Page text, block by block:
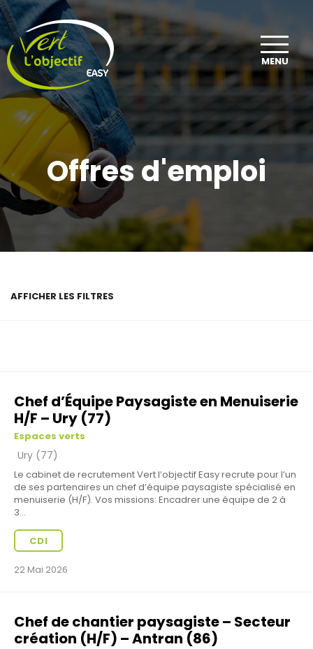
MENU
Offres d'emploi
AFFICHER LES FILTRES
Chef d’Équipe Paysagiste en Menuiserie
H/F – Ury (77)
Espaces verts
Ury (77)
Le cabinet de recrutement Vert l’objectif Easy recrute pour l’un
de ses partenaires un chef d’équipe paysagiste spécialisé en
menuiserie (H/F). Vos missions: Encadrer une équipe de 2 à
3...
CDI
22 Mai 2026
Chef de chantier paysagiste – Secteur
création (H/F) – Antran (86)